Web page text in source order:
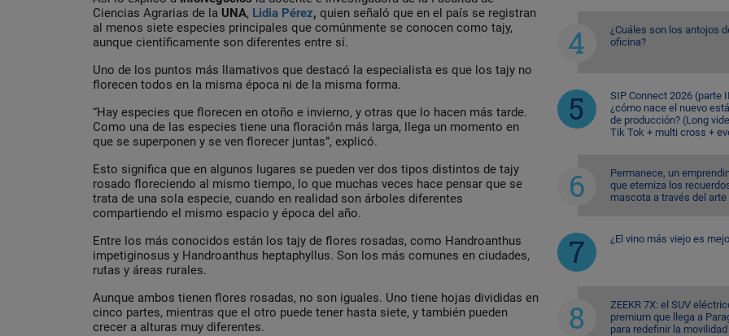
Ciencias Agrarias de la UNA, Lidia Pérez, quien señaló que en el país se registran
al menos siete especies principales que comúnmente se conocen como tajy,
aunque científicamente son diferentes entre sí.
Uno de los puntos más llamativos que destacó la especialista es que los tajy no
florecen todos en la misma época ni de la misma forma.
“Hay especies que florecen en otoño e invierno, y otras que lo hacen más tarde.
Como una de las especies tiene una floración más larga, llega un momento en
que se superponen y se ven florecer juntas”, explicó.
Esto significa que en algunos lugares se pueden ver dos tipos distintos de tajy
rosado floreciendo al mismo tiempo, lo que muchas veces hace pensar que se
trata de una sola especie, cuando en realidad son árboles diferentes
compartiendo el mismo espacio y época del año.
Entre los más conocidos están los tajy de flores rosadas, como Handroanthus
impetiginosus y Handroanthus heptaphyllus. Son los más comunes en ciudades,
rutas y áreas rurales.
Aunque ambos tienen flores rosadas, no son iguales. Uno tiene hojas divididas en
cinco partes, mientras que el otro puede tener hasta siete, y también pueden
crecer a alturas muy diferentes.
¿Cuáles son los antojos
oficina?
SIP Connect 2026 (parte
¿cómo nace el nuevo
de producción? (Long
Tik Tok + multi cross +
Permanece, un
que eterniza los
mascota a través del arte
¿El vino más viejo es
ZEEKR 7X: el SUV
premium que llega a
para redefinir la movilidad